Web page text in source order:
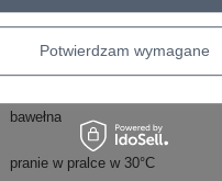
EM-BL-716.14
EX MODA
bawełna
pranie w pralce w 30°C
Potwierdzam wymagane